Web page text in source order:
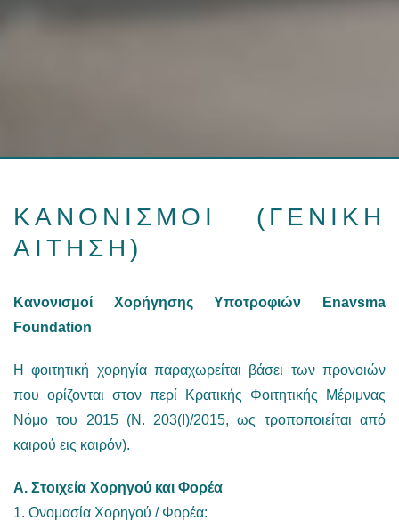
ΚΑΝΟΝΙΣΜΟΙ (ΓΕΝΙΚΗ
ΑΙΤΗΣΗ)
Κανονισμοί Χορήγησης Υποτροφιών Enavsma
Foundation
Η φοιτητική χορηγία παραχωρείται βάσει των προνοιών
που ορίζονται στον περί Κρατικής Φοιτητικής Μέριμνας
Νόμο του 2015 (Ν. 203(Ι)/2015, ως τροποποιείται από
καιρού εις καιρόν).
Α. Στοιχεία Χορηγού και Φορέα
1. Ονομασία Χορηγού / Φορέα: